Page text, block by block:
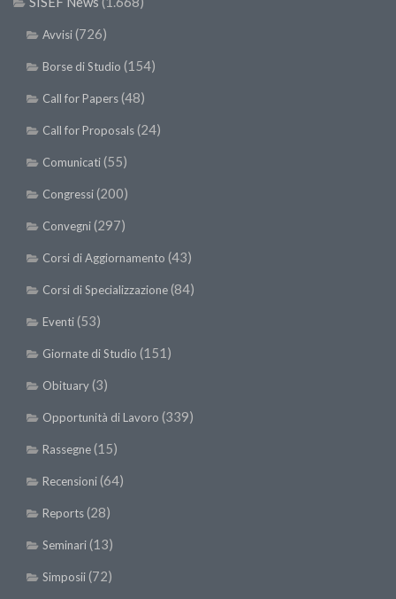
SISEF Notebook (Rassegna Stampa)
SISEF Eventi
SISEF@Facebook
@SISEF Tweets
@ForestTweeting
SISEF Publishing
Avvisi(726)
Borse di Studio (154)
Call for Papers(48)
Call for Proposals(24)
Comunicati(55)
Congressi(200)
Convegni(297)
Corsi di Aggiornamento (43)
Corsi di Specializzazione(84)
Eventi(53)
Giornate di Studio (151)
Obituary(3)
Opportunità di Lavoro (339)
Rassegne(15)
Recensioni(64)
Reports(28)
Seminari(13)
Simposii(72)